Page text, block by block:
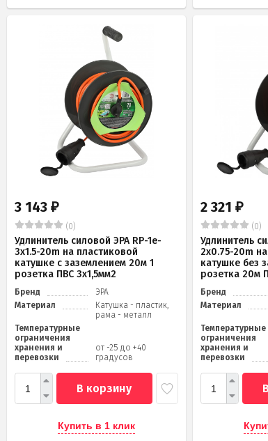
3 143 ₽
(0)
Удлинитель силовой ЭРА RP-1e-
3x1.5-20m на пластиковой
катушке c заземлением 20м 1
розетка ПВС 3х1,5мм2
Бренд
ЭРА
Материал
Катушка - пластик,
рама - металл
Температурные
ограничения
хранения и
перевозки
от -25 до +40
градусов
В корзину
Купить в 1 клик
2 321 ₽
(0)
Удлинитель
2x0.75-20m
катушке без
розетка 20м
Бренд
Материал
Температурные
ограничения
хранения и
перевозки